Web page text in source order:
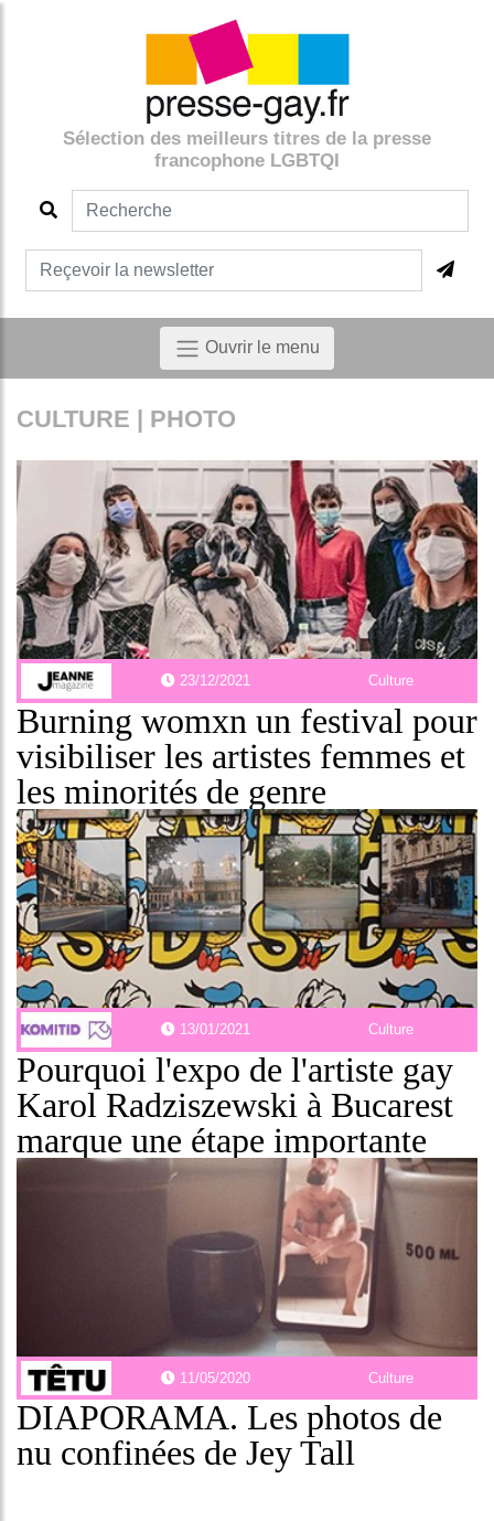
Sélection des meilleurs titres de la presse
francophone LGBTQI
Ouvrir le menu
CULTURE | PHOTO
23/12/2021 Culture
Burning womxn un festival pour
visibiliser les artistes femmes et
les minorités de genre
13/01/2021 Culture
Pourquoi l'expo de l'artiste gay
Karol Radziszewski à Bucarest
marque une étape importante
11/05/2020 Culture
DIAPORAMA. Les photos de
nu confinées de Jey Tall